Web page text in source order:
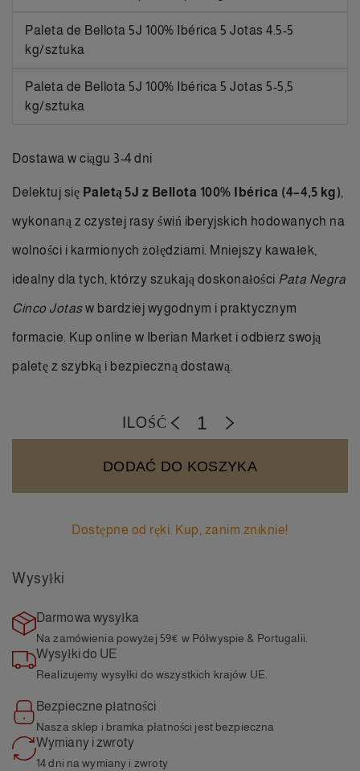
Paleta de Bellota 5J 100% Ibérica 5 Jotas 4.5-5
kg/sztuka
Paleta de Bellota 5J 100% Ibérica 5 Jotas 5-5,5
kg/sztuka
Dostawa w ciągu 3-4 dni
Delektuj się Paletą 5J z Bellota 100% Ibérica (4–4,5 kg)
wykonaną z czystej rasy świń iberyjskich hodowanych na
wolności i karmionych żołędziami. Mniejszy kawałek,
idealny dla tych, którzy szukają doskonałości Pata Negra
Cinco Jotasw bardziej wygodnym i praktycznym
formacie. Kup online w Iberian Market i odbierz swoją
paletę z szybką i bezpieczną dostawą.
ILOŚĆ - +
DODAĆ DO KOSZYKA
Dostępne od ręki. Kup, zanim zniknie!
Wysyłki
Darmowa wysyłka
Na zamówienia powyżej 59€ w Półwyspie & Portugalii.
Wysyłki do UE
Realizujemy wysyłki do wszystkich krajów UE.
Bezpieczne płatności
Nasza sklep i bramka płatności jest bezpieczna
Wymiany i zwroty
14 dni na wymiany i zwroty